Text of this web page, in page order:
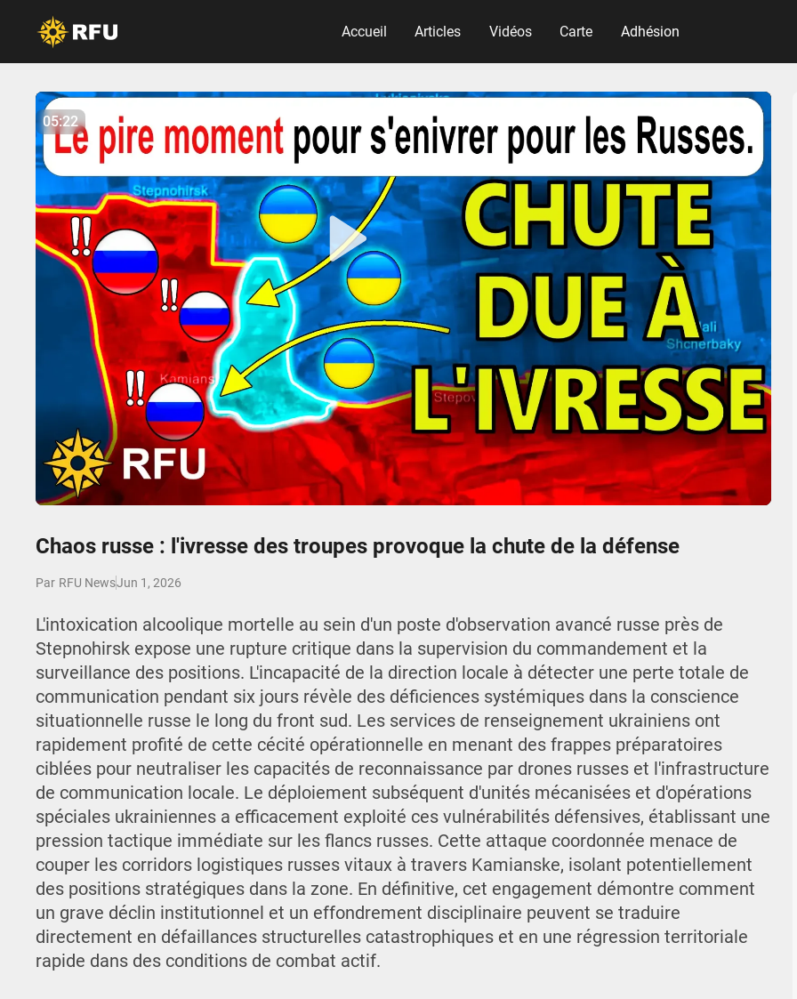
Accueil Articles Vidéos Carte Adhésion
Play
05:21
Mute Settings
Enter
No items found.
05:22
Chaos russe : l'ivresse des troupes provoque la chute de la défense
Par RFU NewsJun 1, 2026
L'intoxication alcoolique mortelle au sein d'un poste d'observation avancé russe près de
Stepnohirsk expose une rupture critique dans la supervision du commandement et la
surveillance des positions. L'incapacité de la direction locale à détecter une perte totale de
communication pendant six jours révèle des déficiences systémiques dans la conscience
situationnelle russe le long du front sud. Les services de renseignement ukrainiens ont
rapidement profité de cette cécité opérationnelle en menant des frappes préparatoires
ciblées pour neutraliser les capacités de reconnaissance par drones russes et l'infrastructure
de communication locale. Le déploiement subséquent d'unités mécanisées et d'opérations
spéciales ukrainiennes a efficacement exploité ces vulnérabilités défensives, établissant une
pression tactique immédiate sur les flancs russes. Cette attaque coordonnée menace de
couper les corridors logistiques russes vitaux à travers Kamianske, isolant potentiellement
des positions stratégiques dans la zone. En définitive, cet engagement démontre comment
un grave déclin institutionnel et un effondrement disciplinaire peuvent se traduire
directement en défaillances structurelles catastrophiques et en une régression territoriale
rapide dans des conditions de combat actif.